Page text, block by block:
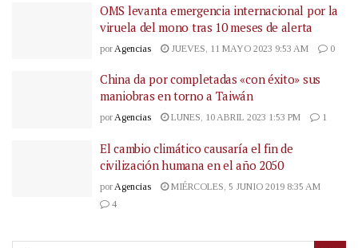
OMS levanta emergencia internacional por la
viruela del mono tras 10 meses de alerta
por Agencias JUEVES, 11 MAYO 2023 9:53 AM 0
China da por completadas «con éxito» sus
maniobras en torno a Taiwán
porAgencias LUNES, 10 ABRIL 2023 1:53 PM 1
El cambio climático causaría el fin de
civilización humana en el año 2050
por Agencias
MIÉRCOLES, 5 JUNIO 2019 8:35 AM
4